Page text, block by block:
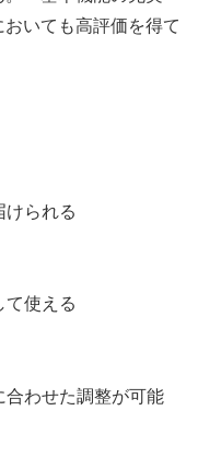
いても高評価を得て
られる
使える
わせた調整が可能